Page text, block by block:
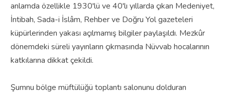
anlamda özellikle 1930'lü ve 40'lı yıllarda çıkan Medeniyet,
İntibah, Sada-i İslâm, Rehber ve Doğru Yol gazeteleri
küpürlerinden yakası açılmamış bilgiler paylaşıldı. Mezkûr
dönemdeki süreli yayınların çıkmasında Nüvvab hocalarının
katkılarına dikkat çekildi.
Şumnu bölge müftülüğü toplantı salonunu dolduran